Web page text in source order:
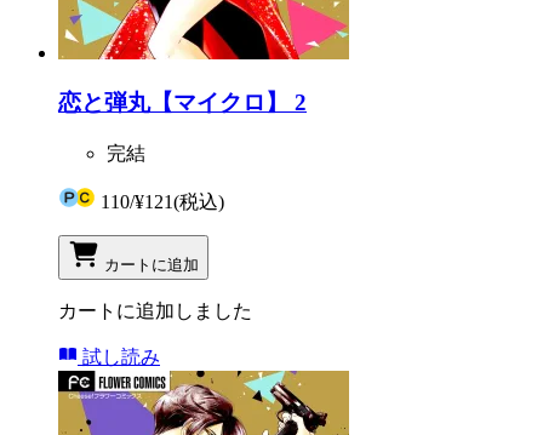
恋と弾丸【マイクロ】 2
完結
110/¥121(税込)
カートに追加
カートに追加しました
試し読み